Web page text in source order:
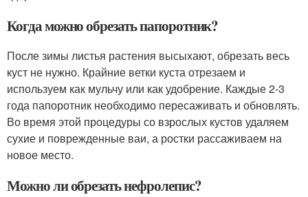
Когда можно обрезать папоротник?
После зимы листья растения высыхают, обрезать весь
куст не нужно. Крайние ветки куста отрезаем и
используем как мульчу или как удобрение. Каждые 2-3
года папоротник необходимо пересаживать и обновлять.
Во время этой процедуры со взрослых кустов удаляем
сухие и поврежденные ваи, а ростки рассаживаем на
новое место.
Можно ли обрезать нефролепис?